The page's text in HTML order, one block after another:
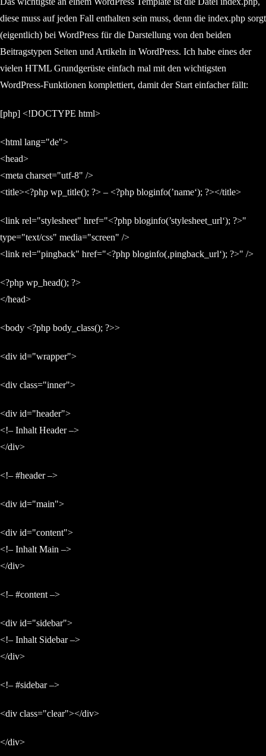
diese muss auf jeden Fall enthalten sein muss, denn die index.php sorgt
(eigentlich) bei WordPress für die Darstellung von den beiden
Beitragstypen Seiten und Artikeln in WordPress. Ich habe eines der
vielen HTML Grundgerüste einfach mal mit den wichtigsten
WordPress-Funktionen komplettiert, damit der Start einfacher fällt:
[php] <!DOCTYPE html>
<html lang="de">
<head>
<meta charset="utf-8" />
<title><?php wp_title(); ?> – <?php bloginfo(’name‘); ?></title>
<link rel="stylesheet" href="<?php bloginfo(’stylesheet_url‘); ?>"
type="text/css" media="screen" />
<link rel="pingback" href="<?php bloginfo(‚pingback_url‘); ?>" />
<?php wp_head(); ?>
</head>
<body <?php body_class(); ?>>
<div id="wrapper">
<div class="inner">
<div id="header">
<!– Inhalt Header –>
</div>
<!– #header –>
<div id="main">
<div id="content">
<!– Inhalt Main –>
</div>
<!– #content –>
<div id="sidebar">
<!– Inhalt Sidebar –>
</div>
<!– #sidebar –>
<div class="clear"></div>
</div>